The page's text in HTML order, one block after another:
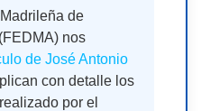
de
nos
de José Antonio
con detalle los
por el